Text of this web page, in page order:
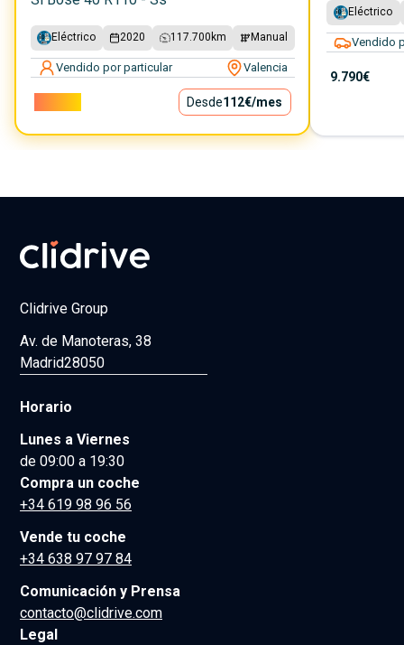
Eléctrico 2020 117.700 km Manual
Vendido por particular Valencia
Desde112€/mes
Eléctrico
Vendido
9.790€
Clidrive Group
Av. de Manoteras, 38
Madrid28050
Horario
Lunes a Viernes
de 09:00 a 19:30
Compra un coche
+34 619 98 96 56
Vende tu coche
+34 638 97 97 84
Comunicación y Prensa
contacto@clidrive.com
Legal